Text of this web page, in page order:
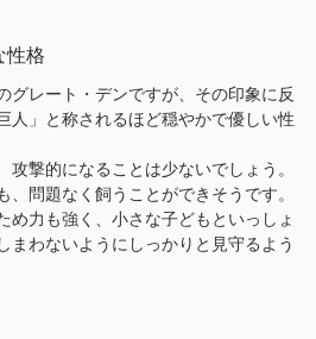
性格
グレート・デンですが、その印象に反
人」と称されるほど穏やかで優しい性
攻撃的になることは少ないでしょう。
、問題なく飼うことができそうです。
め力も強く、小さな子どもといっしょ
まわないようにしっかりと見守るよう